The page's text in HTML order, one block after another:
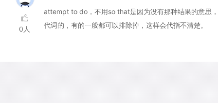
0人
attempt to do，不用so that是因为没有那种结果的意思
代词的，有的一般都可以排除掉，这样会代指不清楚。